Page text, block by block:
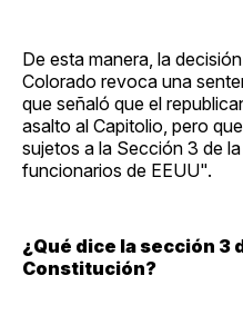
De esta manera, la
Colorado revoca una
que señaló que el
asalto al Capitolio, pero
sujetos a la Sección 3 de
funcionarios de EEUU".
¿Qué dice la sección 3
Constitución?